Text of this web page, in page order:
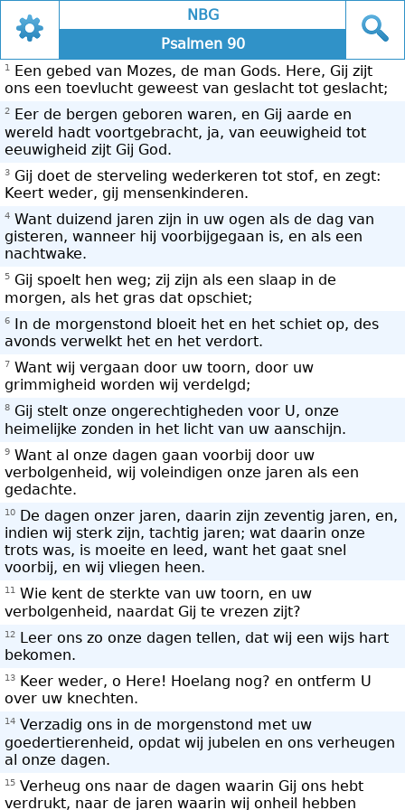
1
Een gebed van Mozes, de man Gods. Here, Gij zijt
ons een toevlucht geweest van geslacht tot geslacht;
2
Eer de bergen geboren waren, en Gij aarde en
wereld hadt voortgebracht, ja, van eeuwigheid tot
eeuwigheid zijt Gij God.
3 Gij doet de sterveling wederkeren tot stof, en zegt:
Keert weder, gij mensenkinderen.
4 Want duizend jaren zijn in uw ogen als de dag van
gisteren, wanneer hij voorbijgegaan is, en als een
nachtwake.
5 Gij spoelt hen weg; zij zijn als een slaap in de
morgen, als het gras dat opschiet;
6 In de morgenstond bloeit het en het schiet op, des
avonds verwelkt het en het verdort.
7 Want wij vergaan door uw toorn, door uw
grimmigheid worden wij verdelgd;
8 Gij stelt onze ongerechtigheden voor U, onze
heimelijke zonden in het licht van uw aanschijn.
9 Want al onze dagen gaan voorbij door uw
verbolgenheid, wij voleindigen onze jaren als een
gedachte.
10
De dagen onzer jaren, daarin zijn zeventig jaren, en,
indien wij sterk zijn, tachtig jaren; wat daarin onze
trots was, is moeite en leed, want het gaat snel
voorbij, en wij vliegen heen.
11 Wie kent de sterkte van uw toorn, en uw
verbolgenheid, naardat Gij te vrezen zijt?
12 Leer ons zo onze dagen tellen, dat wij een wijs hart
bekomen.
13
Keer weder, o Here! Hoelang nog? en ontferm U
over uw knechten.
14 Verzadig ons in de morgenstond met uw
goedertierenheid, opdat wij jubelen en ons verheugen
al onze dagen.
15 Verheug ons naar de dagen waarin Gij ons hebt
verdrukt, naar de jaren waarin wij onheil hebben
NBG
Psalmen 90